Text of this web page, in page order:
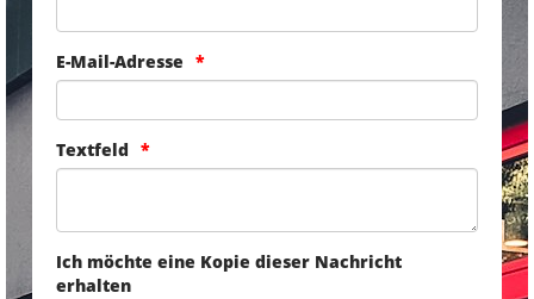
E-Mail-Adresse
Textfeld
Ich möchte eine Kopie dieser Nachricht
erhalten